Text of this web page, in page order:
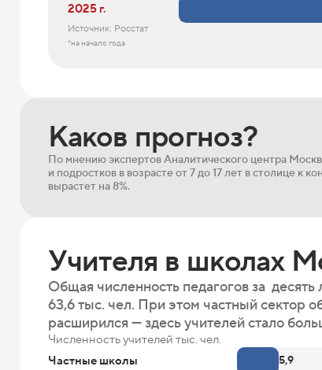
2025 г.
Источник: Росстат
*на начало года
Каков прогноз?
По мнению экспертов Аналитического центра
и подростков в возрасте от 7 до 17 лет в столице к
вырастет на 8%.
Учителя в школах
Общая численность педагогов за десять
63,6 тыс. чел. При этом частный сектор
расширился — здесь учителей стало
Численность учителей тыс. чел.
Частные школы
5,9